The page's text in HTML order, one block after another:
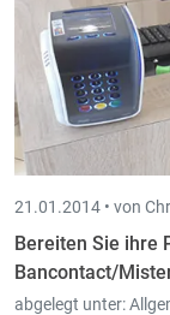
21.01.2014 • von
Bereiten Sie ihre
Bancontact/
abgelegt unter: